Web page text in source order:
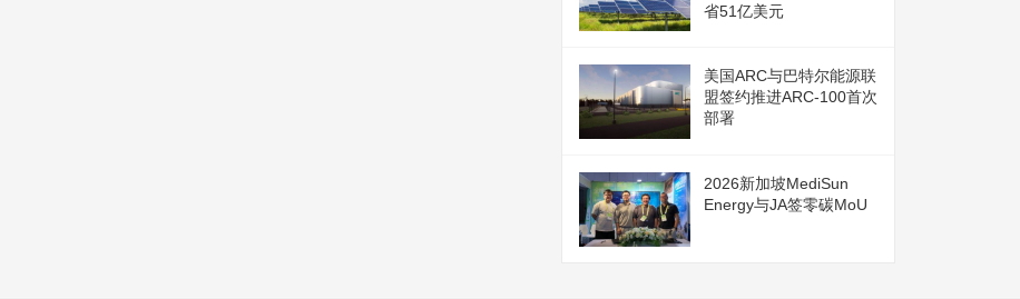
省51亿美元
美国ARC与巴特尔能源联
盟签约推进ARC-100首次
部署
2026新加坡MediSun
Energy与JA签零碳MoU